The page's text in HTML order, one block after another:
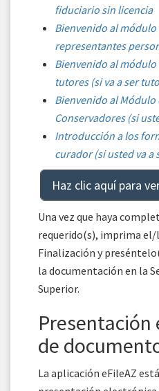
fiduciario sin licencia
Bienvenido al
representantes
Bienvenido al
tutores (si va a ser
Bienvenido al Módulo
Conservadores (si
Introducción a los
curador (si usted va a
Haz clic aquí para
Una vez que haya
requerido(s), imprima
Finalización y
la documentación en la
Superior.
de
La aplicación eFileAZ